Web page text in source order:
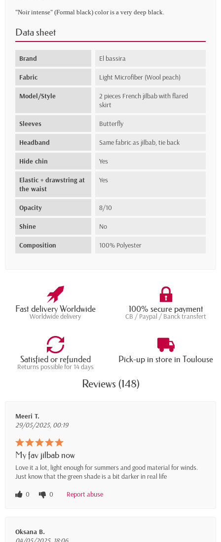
"Noir intense" (Formal black) color is a very deep black.
Data sheet
Brand El bassira
Fabric Light Microfiber (Wool peach)
Model/Style
2 pieces French jilbab with flared
skirt
Sleeves Butterfly
Headband Same fabric as jilbab, tie back
Hide chin Yes
Elastic + drawstring at
the waist
Yes
Opacity 8/10
Shine No
Composition 100% Polyester
Fast delivery Worldwide
Worldwide delivery
100% secure payment
CB / Paypal / Banck transfert
Satisfied or refunded
Returns possible for 14 days
Pick-up in store in Toulouse
Reviews (148)
Meeri T.
29/05/2025, 00:19
My fav jilbab now
Love it a lot, light enough for summers and good material for winds.
Just know that the green shade is a bit darker in real life
0
0 Report abuse
Oksana B.